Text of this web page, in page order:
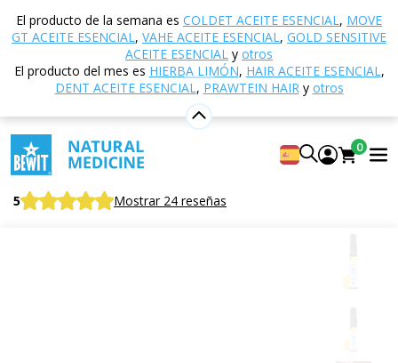
El producto de la semana es COLDET ACEITE ESENCIAL, MOVE
GT ACEITE ESENCIAL, VAHE ACEITE ESENCIAL, GOLD SENSITIVE
ACEITE ESENCIAL y otros
El producto del mes es HIERBA LIMÓN, HAIR ACEITE ESENCIAL,
DENT ACEITE ESENCIAL, PRAWTEIN HAIRy otros
0
Inicio Tienda electrónica
esenciales
ACEITES ESENCIALES DE UNA ESPECIE
Limón SUN
Aceite esencial CTEO® ​​100% puro y natural
BEWIT Lemon SUN
5 Mostrar 24 reseñas